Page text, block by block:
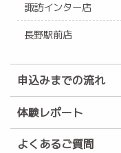
諏訪インター店
長野駅前店
申込みまでの流れ
体験レポート
よくあるご質問